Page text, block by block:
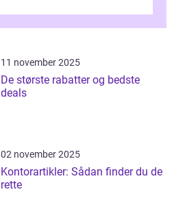
11 november 2025
De største rabatter og bedste
deals
02 november 2025
Kontorartikler: Sådan finder du de
rette